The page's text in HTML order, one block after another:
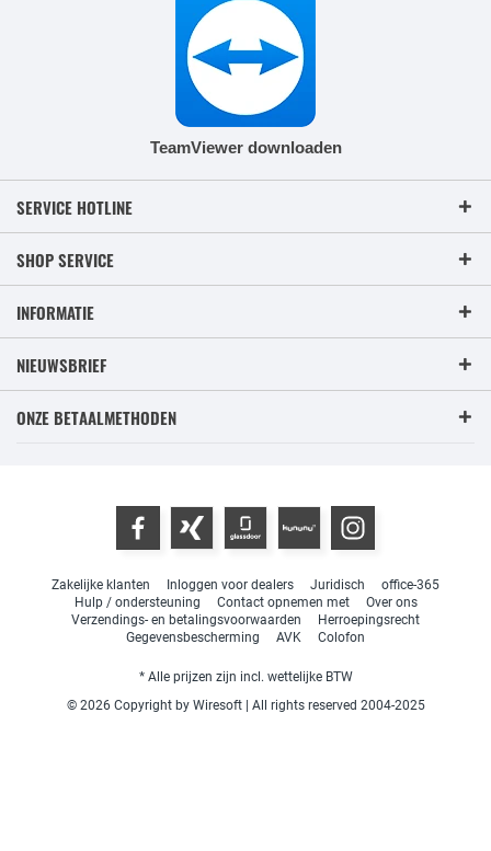
TeamViewer downloaden
SERVICE HOTLINE
SHOP SERVICE
INFORMATIE
NIEUWSBRIEF
ONZE BETAALMETHODEN
Zakelijke klanten Inloggen voor dealers Juridisch
office-365
Hulp / ondersteuning
Contact opnemen met
Over ons
Verzendings- en betalingsvoorwaarden
Herroepingsrecht
Gegevensbescherming
AVK Colofon
* Alle prijzen zijn incl. wettelijke BTW
© 2026 Copyright by Wiresoft | All rights reserved 2004-2025